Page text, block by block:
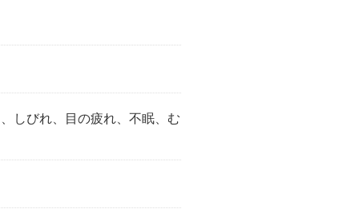
しびれ、目の疲れ、不眠、む